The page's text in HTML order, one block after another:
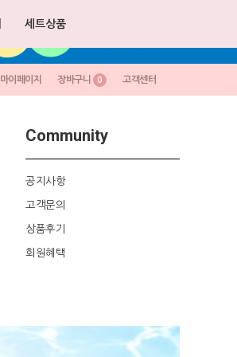
마이페이지 장바구니 0 고객센터
Community
공지사항
고객문의
상품후기
회원혜택
세트상품